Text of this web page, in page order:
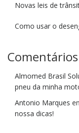
Novas leis de
Como usar o
Comentários
Almomed Brasil
pneu da minha
Antonio Marques
nossa dicas!